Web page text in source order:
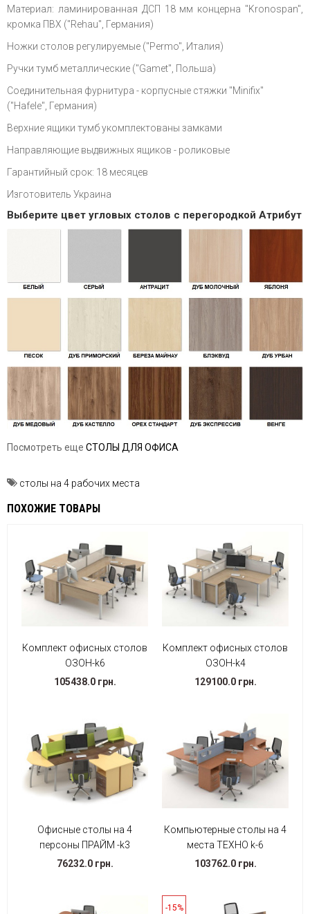
Материал: ламинированная ДСП 18 мм концерна "Kronospan",
кромка ПВХ ("Rehau", Германия)
Ножки столов регулируемые ("Permo", Италия)
Ручки тумб металлические ("Gamet", Польша)
Соединительная фурнитура - корпусные стяжки "Minifix"
("Hafele", Германия)
Верхние ящики тумб укомплектованы замками
Направляющие выдвижных ящиков - роликовые
Гарантийный срок: 18 месяцев
Изготовитель Украина
Выберите цвет угловых столов с перегородкой Атрибут
Посмотреть еще СТОЛЫ ДЛЯ ОФИСА
столы на 4 рабочих места
ПОХОЖИЕ ТОВАРЫ
Комплект офисных столов
ОЗОН-k6
105438.0 грн.
Комплект офисных столов
ОЗОН-k4
129100.0 грн.
Офисные столы на 4
персоны ПРАЙМ -k3
76232.0 грн.
Компьютерные столы на 4
места ТЕХНО k-6
103762.0 грн.
-15%